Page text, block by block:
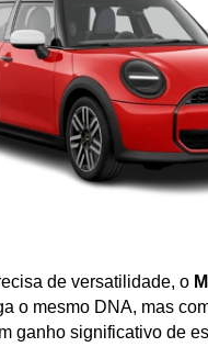
de versatilidade, o
o mesmo DNA, mas
ganho significativo de